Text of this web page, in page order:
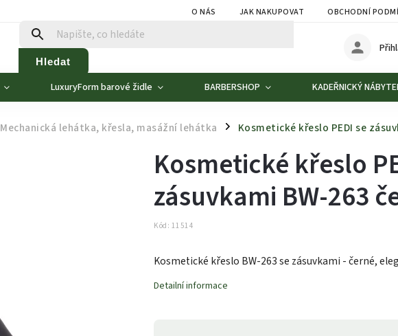
O NÁS JAK NAKUPOVAT OBCHODNÍ
Hledat
LuxuryForm barové židle BARBERSHOP KADEŘNICKÝ
Mechanická lehátka, křesla, masážní lehátka / Kosmetické křeslo PEDI se
Kosmetické křeslo
zásuvkami BW-263
Kód: 11514
Kosmetické křeslo BW-263 se zásuvkami - černé,
Detailní informace